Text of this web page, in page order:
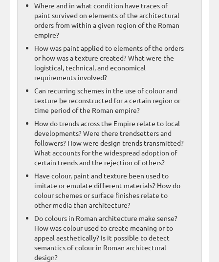
Where and in what condition have traces of
paint survived on elements of the architectural
orders from within a given region of the Roman
empire?
How was paint applied to elements of the orders
or how was a texture created? What were the
logistical, technical, and economical
requirements involved?
Can recurring schemes in the use of colour and
texture be reconstructed for a certain region or
time period of the Roman empire?
How do trends across the Empire relate to local
developments? Were there trendsetters and
followers? How were design trends transmitted?
What accounts for the widespread adoption of
certain trends and the rejection of others?
Have colour, paint and texture been used to
imitate or emulate different materials? How do
colour schemes or surface finishes relate to
other media than architecture?
Do colours in Roman architecture make sense?
How was colour used to create meaning or to
appeal aesthetically? Is it possible to detect
semantics of colour in Roman architectural
design?